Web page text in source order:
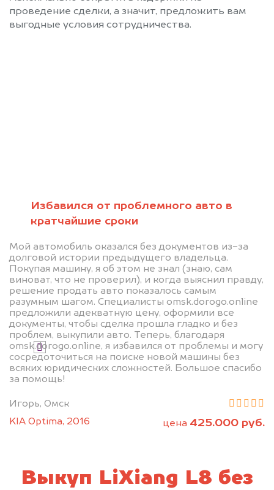
Избавился от проблемного авто в
кратчайшие сроки
Мой автомобиль оказался без документов из-за
долговой истории предыдущего владельца.
Покупая машину, я об этом не знал (знаю, сам
виноват, что не проверил), и когда выяснил правду,
решение продать авто показалось самым
разумным шагом. Специалисты omsk.dorogo.online
предложили адекватную цену, оформили все
документы, чтобы сделка прошла гладко и без
проблем, выкупили авто. Теперь, благодаря
omsk.dorogo.online, я избавился от проблемы и могу
сосредоточиться на поиске новой машины без
всяких юридических сложностей. Большое спасибо
за помощь!
Игорь, Омск
KIA Optima, 2016
цена 425.000 руб.
проведение сделки, а значит, предложить вам
выгодные условия сотрудничества.
LiXiang L8 без ПТС.
Узнать цену
Я даю согласие на обработку своих
персональных данных и соглашаюсь с
политикой конфиденциальности
Выкуп LiXiang L8 без